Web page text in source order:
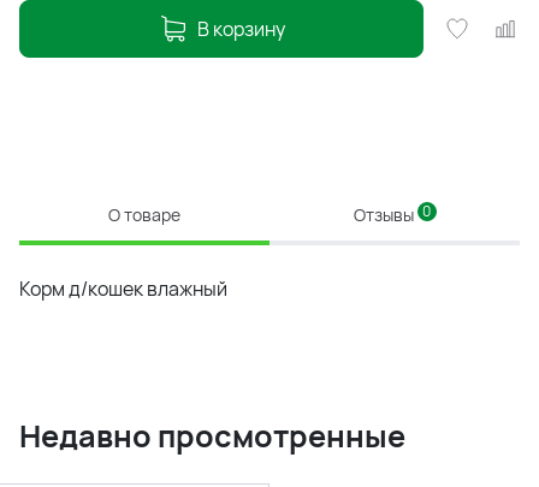
В корзину
О товаре Отзывы 0
Корм д/кошек влажный
Недавно просмотренные